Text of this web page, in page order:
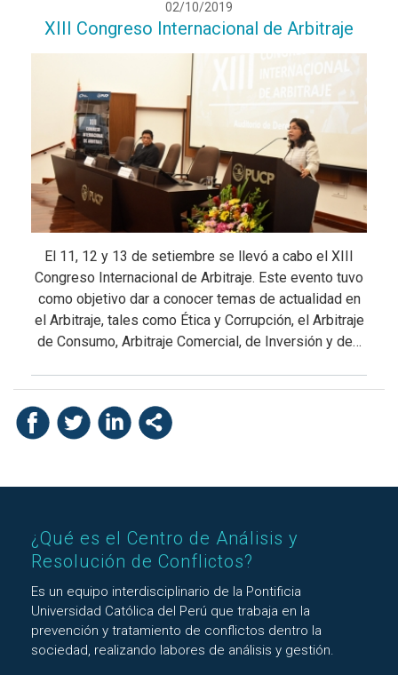
02/10/2019
XIII Congreso Internacional de Arbitraje
El 11, 12 y 13 de setiembre se llevó a cabo el XIII
Congreso Internacional de Arbitraje. Este evento tuvo
como objetivo dar a conocer temas de actualidad en
el Arbitraje, tales como Ética y Corrupción, el Arbitraje
de Consumo, Arbitraje Comercial, de Inversión y de…
¿Qué es el Centro de Análisis y
Resolución de Conflictos?
Es un equipo interdisciplinario de la Pontificia
Universidad Católica del Perú que trabaja en la
prevención y tratamiento de conflictos dentro la
sociedad, realizando labores de análisis y gestión.